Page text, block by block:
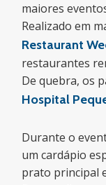
maiores
Realizado em
Restaurant
restaurantes
De quebra, os
Hospital
Durante o
um cardápio
prato principal